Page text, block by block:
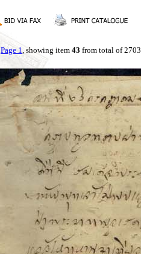
Page 1, showing item 43 from total of 2703